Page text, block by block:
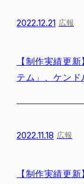
2022.12.21 広報
【制作実績更
テム」、ケン
2022.11.18 広報
【制作実績更